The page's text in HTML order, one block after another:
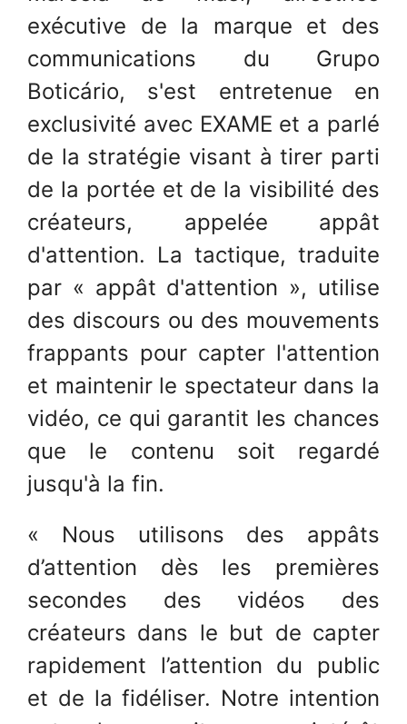
exécutive de la marque et des
communications du Grupo
Boticário, s'est entretenue en
exclusivité avec EXAME et a parlé
de la stratégie visant à tirer parti
de la portée et de la visibilité des
créateurs, appelée appât
d'attention. La tactique, traduite
par « appât d'attention », utilise
des discours ou des mouvements
frappants pour capter l'attention
et maintenir le spectateur dans la
vidéo, ce qui garantit les chances
que le contenu soit regardé
jusqu'à la fin.
« Nous utilisons des appâts
d’attention dès les premières
secondes des vidéos des
créateurs dans le but de capter
rapidement l’attention du public
et de la fidéliser. Notre intention